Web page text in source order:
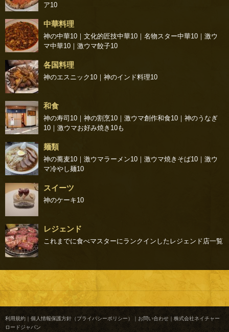
ア10
中華料理
神の中華10 ｜ 文化的匠技中華10 ｜ 名物スター中華10 ｜ 激ウ
マ中華10 ｜ 激ウマ餃子10
各国料理
神のエスニック10 ｜ 神のインド料理10
和食
神の寿司10 ｜ 神の割烹10 ｜ 激ウマ創作和食10 ｜ 神のうなぎ
10 ｜ 激ウマお好み焼き10も
麺類
神の蕎麦10 ｜ 激ウマラーメン10 ｜ 激ウマ焼きそば10 ｜ 激ウ
マ冷やし麺10
スイーツ
神のケーキ10
レジェンド
これまでに食べマスターにランクインしたレジェンド店一覧
利用規約 ｜ 個人情報保護方針（プライバシーポリシー） ｜ お問い合わせ ｜ 株式会社ネイチャー
ロードジャパン